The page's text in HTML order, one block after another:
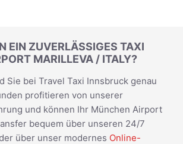
EIN ZUVERLÄSSIGES TAXI
MARILLEVA / ITALY?
Sie bei Travel Taxi Innsbruck genau
profitieren von unserer
und können Ihr München Airport
bequem über unseren 24/7
über unser modernes Online-